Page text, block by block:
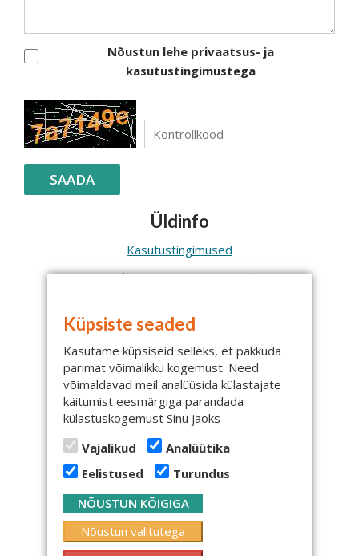
Nõustun lehe privaatsus- ja
kasutustingimustega
SAADA
Üldinfo
Kasutustingimused
Makse- ja tarnetingimused
Küpsised
Elektroonika jäätmete tagastus
Kontakt
Väljaotsa 2, Saue
76505, Harjumaa
Küpsiste seaded
Kasutame küpsiseid selleks, et pakkuda
parimat võimalikku kogemust. Need
võimaldavad meil analüüsida külastajate
käitumist eesmärgiga parandada
külastuskogemust Sinu jaoks
Vajalikud
Analüütika
Eelistused
Turundus
NÕUSTUN KÕIGIGA
Nõustun valitutega